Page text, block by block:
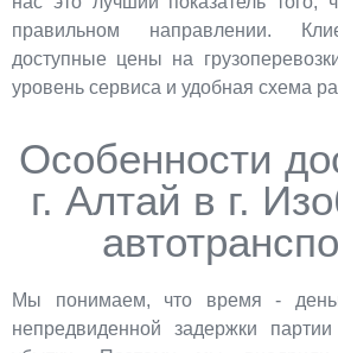
правильном направлении.
доступные цены на
уровень сервиса и удобная схема
Особенности
г. Алтай в г.
Мы понимаем, что время -
непредвиденной задержки